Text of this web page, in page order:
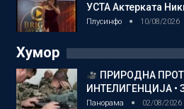
УСТА Актерката
Плусинфо 10/08/2026
Хумор
ПРИРОДНА
ИНТЕЛИГЕНЦИЈА •
Панорама 02/08/2026